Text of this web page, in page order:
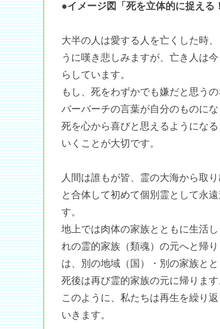
●イメージ図「死を立体的に捉える
大半の人は愛する人を亡くした時
うに嘆き悲しみますが、亡き人は
らしています。
もし、死をわずかでも嫌だと思う
バーバーチの言葉が自分のものに
死を心から喜びと思えるようにな
いくことが大切です。
人間は誰もが皆、霊の大海から取
と合体して初めて個別霊として永
す。
地上では肉体の家族とともに生活
れの霊的家族（類魂）の元へと帰
は、別の地域（国）・別の家族と
死後は再び霊的家族の元に帰りま
このように、私たちは再生を繰り
いきます。